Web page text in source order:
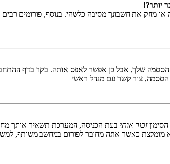
יותר?!
מחק את חשבונך מסיבה כלשהי. בנוסף, פורומים
הססמה שלך, אבל כן אפשר לאפס אותה. בקר בדף
צור קשר עם מנהל ראשי
זכור אותי בעת הכניסה, המערכת תשאיר אותך
מומלצת כאשר אתה מחובר לפורום במחשב משותף,